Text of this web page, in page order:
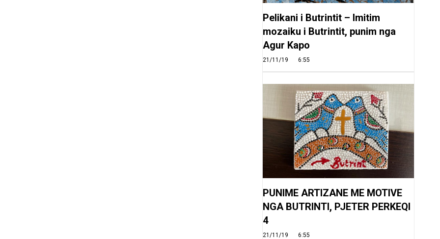
Pelikani i Butrintit – Imitim
mozaiku i Butrintit, punim nga
Agur Kapo
21/11/19 6:55
PUNIME ARTIZANE ME MOTIVE
NGA BUTRINTI, PJETER PERKEQI
4
21/11/19 6:55